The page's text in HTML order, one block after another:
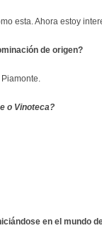
esta. Ahora estoy
de origen?
o Vinoteca?
en el mundo